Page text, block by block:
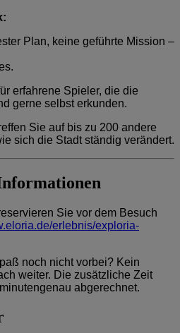
Plan, keine geführte Mission –
erfahrene Spieler, die die
gerne selbst erkunden.
Sie auf bis zu 200 andere
sich die Stadt ständig verändert.
Sie vor dem Besuch
erlebnis/exploria-
noch nicht vorbei? Kein
weiter. Die zusätzliche Zeit
abgerechnet.